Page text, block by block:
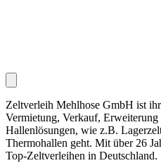
Zeltverleih Mehlhose GmbH ist
Vermietung, Verkauf,
Hallenlösungen, wie z.B.
Thermohallen geht. Mit über 26
Top-Zeltverleihen in Deutschland.